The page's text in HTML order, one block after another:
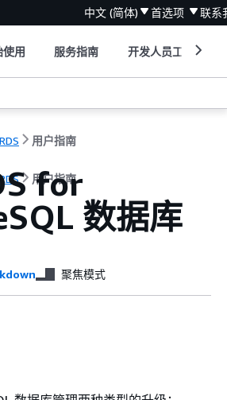
中文 (简体) 首选项 联系
使用 服务指南 开发人员工具
用户指南
用户指南
for
数据库
聚焦模式